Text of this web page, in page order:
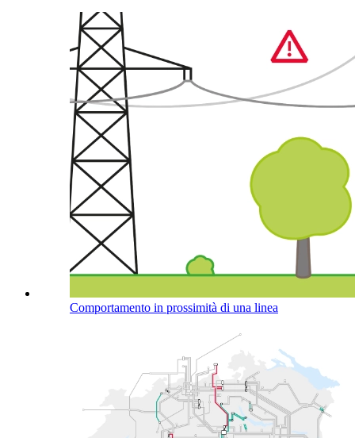
Comportamento in prossimità di una linea